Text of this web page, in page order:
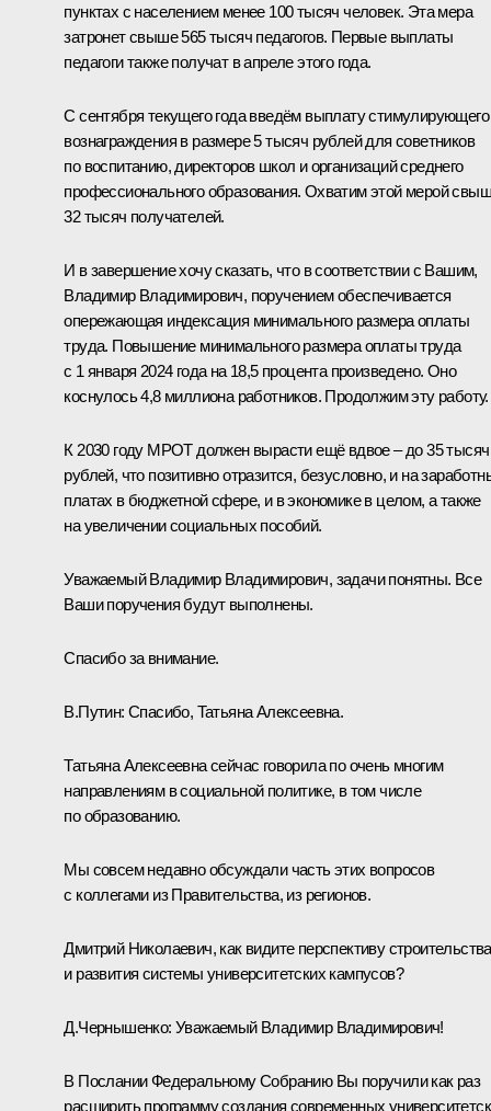
пунктах с населением менее 100 тысяч человек. Эта мера
затронет свыше 565 тысяч педагогов. Первые выплаты
педагоги также получат в апреле этого года.
С сентября текущего года введём выплату стимулирующего
вознаграждения в размере 5 тысяч рублей для советников
по воспитанию, директоров школ и организаций среднего
профессионального образования. Охватим этой мерой
32 тысяч получателей.
И в завершение хочу сказать, что в соответствии с Вашим,
Владимир Владимирович, поручением обеспечивается
опережающая индексация минимального размера оплаты
труда. Повышение минимального размера оплаты труда
с 1 января 2024 года на 18,5 процента произведено. Оно
коснулось 4,8 миллиона работников. Продолжим эту работу.
К 2030 году МРОТ должен вырасти ещё вдвое – до 35 тысяч
рублей, что позитивно отразится, безусловно, и на
платах в бюджетной сфере, и в экономике в целом, а также
на увеличении социальных пособий.
Уважаемый Владимир Владимирович, задачи понятны. Все
Ваши поручения будут выполнены.
Спасибо за внимание.
В.Путин: Спасибо, Татьяна Алексеевна.
Татьяна Алексеевна сейчас говорила по очень многим
направлениям в социальной политике, в том числе
по образованию.
Мы совсем недавно обсуждали часть этих вопросов
с коллегами из Правительства, из регионов.
Дмитрий Николаевич, как видите перспективу строительства
и развития системы университетских кампусов?
Д.Чернышенко: Уважаемый Владимир Владимирович!
В Послании Федеральному Собранию Вы поручили как раз
расширить программу создания современных